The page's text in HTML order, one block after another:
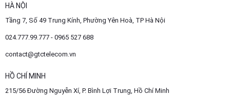
HÀ NỘI
Tầng 7, Số 49 Trung Kính, Phường Yên Hoà, TP Hà Nội
024.777.99.777 - 0965 527 688
contact@gtctelecom.vn
HỒ CHÍ MINH
215/56 Đường Nguyễn Xí, P. Bình Lợi Trung, Hồ Chí Minh